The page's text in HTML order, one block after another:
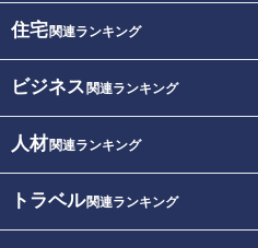
住宅関連ランキング
ビジネス 関連ランキング
人材関連ランキング
トラベル関連ランキング